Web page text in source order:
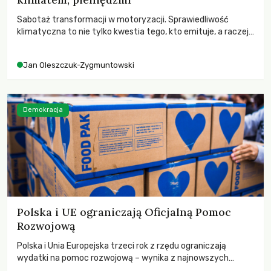
Sabotaż transformacji w motoryzacji. Sprawiedliwość
klimatyczna to nie tylko kwestia tego, kto emituje, a raczej
Jan Oleszczuk-Zygmuntowski
Polska i UE ograniczają Oficjalną Pomoc
Rozwojową
Polska i Unia Europejska trzeci rok z rzędu ograniczają
wydatki na pomoc rozwojową – wynika z najnowszych
Demokracja